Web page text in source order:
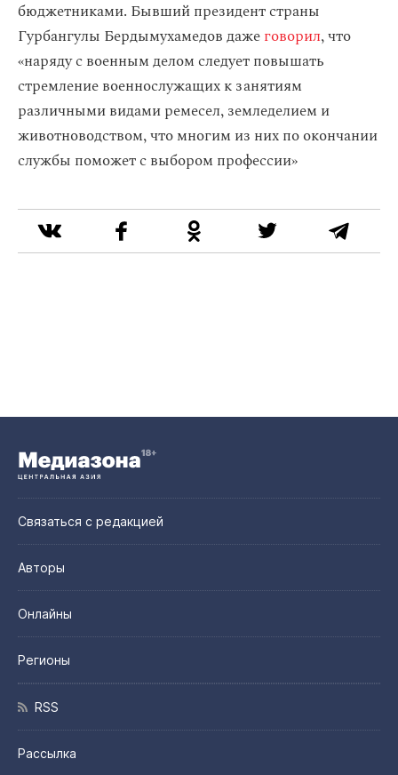
бюджетниками. Бывший президент страны
Гурбангулы Бердымухамедов дажеговорил, что
«наряду с военным делом следует повышать
стремление военнослужащих к занятиям
различными видами ремесел, земледелием и
животноводством, что многим из них по окончании
службы поможет с выбором профессии»
Связаться с редакцией
Авторы
Онлайны
Регионы
RSS
Рассылка